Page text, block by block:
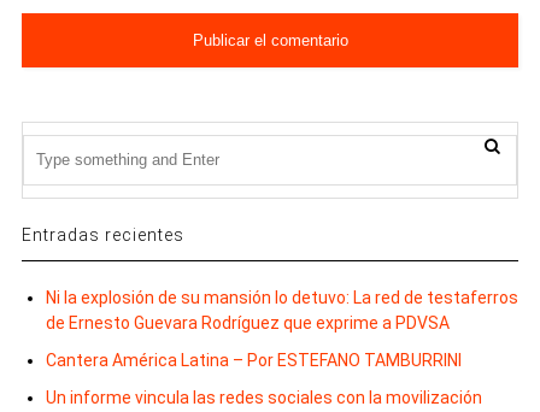
Entradas recientes
Ni la explosión de su mansión lo detuvo: La red de testaferros
de Ernesto Guevara Rodríguez que exprime a PDVSA
Cantera América Latina – Por ESTEFANO TAMBURRINI
Un informe vincula las redes sociales con la movilización